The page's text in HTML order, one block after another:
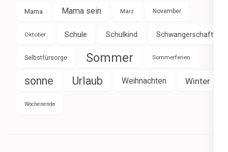
Mama Mama sein März November
Oktober Schule Schulkind Schwangerschaft
Selbstfürsorge Sommer Sommerferien
sonne Urlaub Weihnachten Winter
Wochenende